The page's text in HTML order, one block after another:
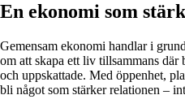
En ekonomi som
Gemensam ekonomi handlar i
om att skapa ett liv tillsammans där
och uppskattade. Med öppenhet,
bli något som stärker relationen –